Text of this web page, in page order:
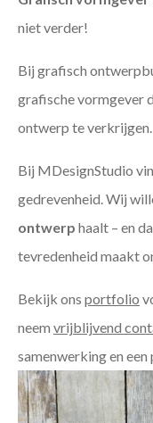
niet verder!
Bij grafisch
grafische vormgever
ontwerp te verkrijgen.
Bij MDesignStudio
gedrevenheid. Wij
ontwerp haalt – en
tevredenheid maakt
Bekijk ons portfolio
neem vrijblijvend
samenwerking en